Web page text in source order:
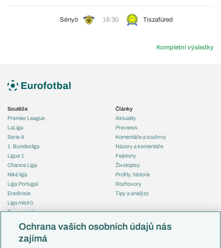
Sényö 16:30 Tiszafüred
Kompletní výsledky
Soutěže
Premier League
LaLiga
Serie A
1. Bundesliga
Ligue 1
Chance Liga
Niké liga
Liga Portugal
Eredivisie
Liga mistrů
Evropská liga
Mistrovství světa
Liga národů
Články
Aktuality
Previews
Komentáře a souhrny
Názory a komentáře
Fejetony
Životopisy
Profily, historie
Rozhovory
Tipy a analýzy
Česko
Ochrana vašich osobních údajů nás
zajímá